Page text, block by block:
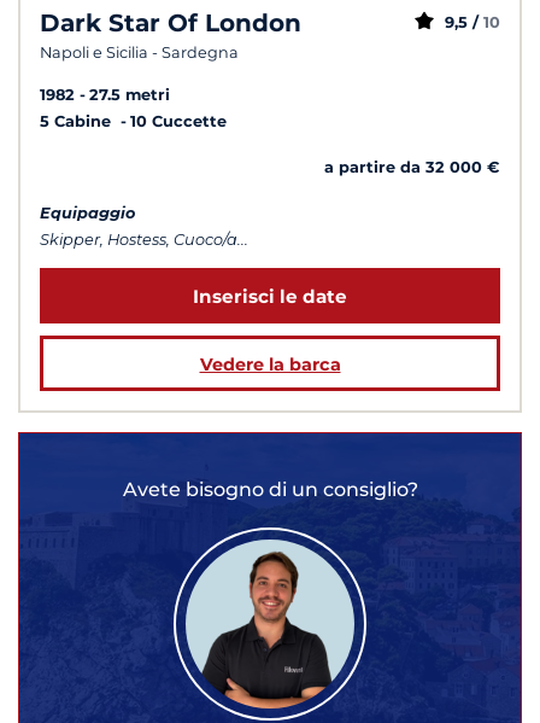
Dark Star Of London
Napoli e Sicilia - Sardegna
9,5 / 10
1982
27.5 metri
5 Cabine
10 Cuccette
a partire da 32 000 €
Equipaggio
Skipper, Hostess, Cuoco/a...
Inserisci le date
Vedere la barca
Avete bisogno di un consiglio?